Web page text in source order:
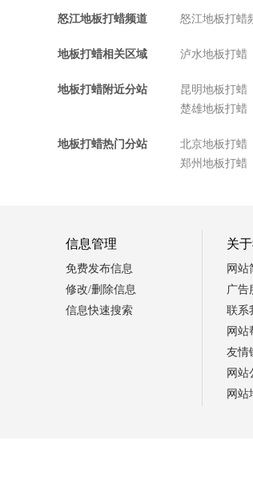
怒江地板打蜡频道 怒江地板打蜡
地板打蜡相关区域 泸水地板打蜡
地板打蜡附近分站 昆明地板打蜡
楚雄地板打蜡
地板打蜡热门分站 北京地板打蜡
郑州地板打蜡
信息管理
免费发布信息
修改/删除信息
信息快速搜索
关
网站
广告
联系
网站
友情
网站
网站